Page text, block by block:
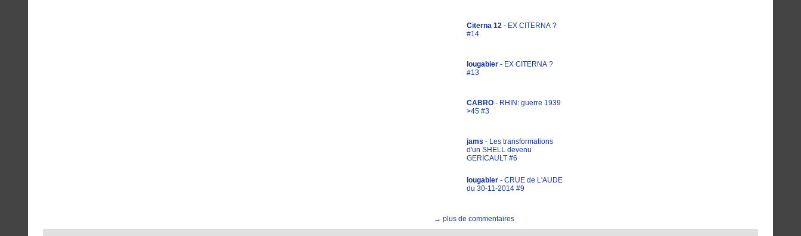
Citerna 12 - EX CITERNA ?
#14
lougabier - EX CITERNA ?
#13
CABRO - RHIN: guerre 1939
>45 #3
jams - Les transformations
d'un SHELL devenu
GERICAULT #6
lougabier - CRUE de L'AUDE
du 30-11-2014 #9
→ plus de commentaires